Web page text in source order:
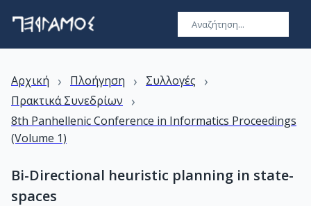
Αρχική › Πλοήγηση › Συλλογές ›
Πρακτικά Συνεδρίων ›
8th Panhellenic Conference in Informatics Proceedings
(Volume 1)
Bi-Directional heuristic planning in state-
spaces